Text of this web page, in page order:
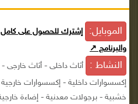
الموبايل: إشترك للحصول على كامل
والبرنامج ↗
النشاط :
أثاث داخلى - أثاث خارجى
إكسسوارات داخلية - إكسسوارات
خشبية - برجولات معدنية - إضاءة